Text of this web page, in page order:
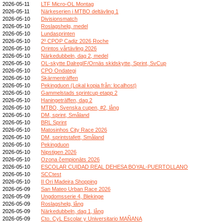
2026-05-11
LTF Micro-OL Montag
2026-05-11
Närkeserien i MTBO deltävling 1
2026-05-10
Divisionsmatch
2026-05-10
Roslagshelg, medel
2026-05-10
Lundasprinten
2026-05-10
2º CPOP Cadiz 2026 Roche
2026-05-10
Orintos vårtävling 2026
2026-05-10
Närkedubbeln, dag 2, medel
2026-05-10
OL-skytte DalregIF/Ornäs skidskytte, Sprint, SvCup
2026-05-10
CPO Ondategi
2026-05-10
Skärmenträffen
2026-05-10
Pekingduon (Lokal kopia från: localhost)
2026-05-10
Gammelstads sprintcup etapp 2
2026-05-10
Haningeträffen, dag 2
2026-05-10
MTBO, Svenska cupen, #2, lång
2026-05-10
DM, sprint, Småland
2026-05-10
BRL Sprint
2026-05-10
Matosinhos City Race 2026
2026-05-10
DM, sprintstafett, Småland
2026-05-10
Pekingduon
2026-05-10
Nipstigen 2026
2026-05-10
Ozona čempionāts 2026
2026-05-10
ESCOLAR CUIDAD REAL DEHESA BOYAL-PUERTOLLANO
2026-05-10
SCCtest
2026-05-10
II Ori Madeira Shopping
2026-05-09
San Mateo Urban Race 2026
2026-05-09
Ungdomsserie 4, Blekinge
2026-05-09
Roslagshelg, lång
2026-05-09
Närkedubbeln, dag 1, lång
2026-05-09
Cto. CyL Escolar y Universitario MAÑANA